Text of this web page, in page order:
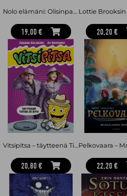
Nolo elämäni: Olisinpa Nikki
19,00 € 20,20 €
Vitsipitsa – täytteenä Tixtuu ja Aivi
20,80 € 22,20 €